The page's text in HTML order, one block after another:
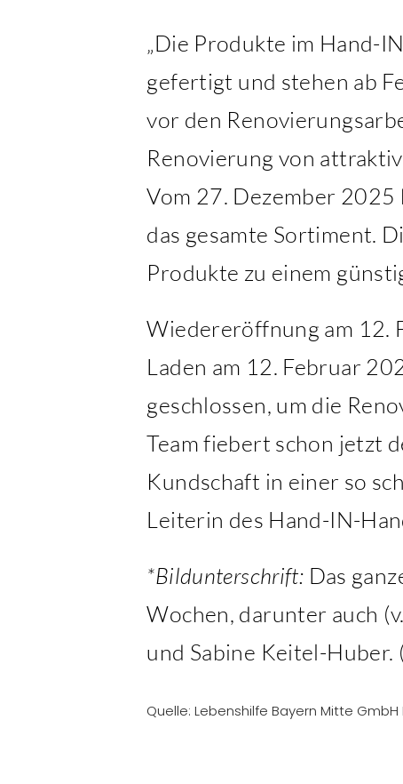
„Die Produkte im Hand-
gefertigt und stehen ab
vor den
Renovierung von
Vom 27. Dezember
das gesamte Sortiment.
Produkte zu einem
Wiedereröffnung am 12.
Laden am 12. Februar
geschlossen, um die
Team fiebert schon jetzt
Kundschaft in einer so
Leiterin des Hand-IN-
*Bildunterschrift: Das
Wochen, darunter auch
und Sabine Keitel-
Quelle: Lebenshilfe Bayern Mitte